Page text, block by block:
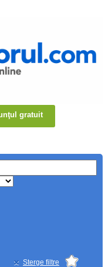
gratuit
Sterge filtre